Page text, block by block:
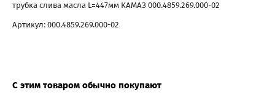
трубка слива масла L=447мм КАМАЗ 000.4859.269.000-02
Артикул: 000.4859.269.000-02
С этим товаром обычно покупают